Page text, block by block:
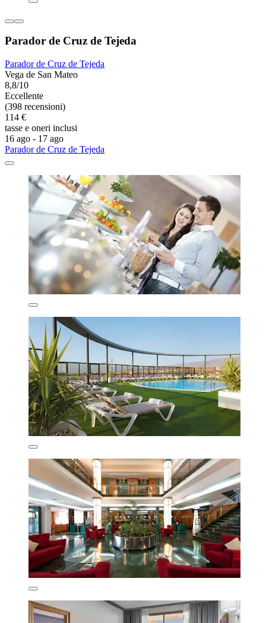
Parador de Cruz de Tejeda
Parador de Cruz de Tejeda
Vega de San Mateo
8,8/10
Eccellente
(398 recensioni)
114 €
tasse e oneri inclusi
16 ago - 17 ago
Parador de Cruz de Tejeda